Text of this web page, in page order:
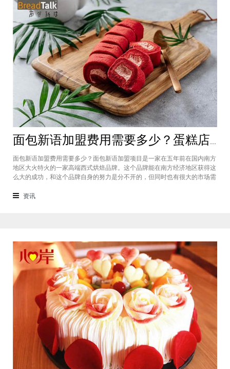
面包新语加盟费用需要多少？蛋糕店加盟费用太高了吗？
面包新语加盟费用需要多少？面包新语加盟项目是一家在五年前在国内南方
地区大火特火的一家高端西式烘焙品牌。这个品牌能在南方经济地区获得这
么大的成功，和这个品牌自身的努力是分不开的，但同时也有很大的市场需
在国内市场上的首先一家传统地道且正宗的西式烘焙品牌，这对于很多国内
资讯